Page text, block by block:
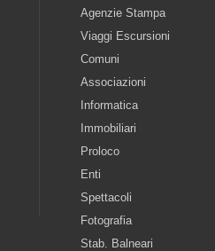
Agenzie Stampa
Viaggi Escursioni
Comuni
Associazioni
Informatica
Immobiliari
Proloco
Enti
Spettacoli
Fotografia
Stab. Balneari